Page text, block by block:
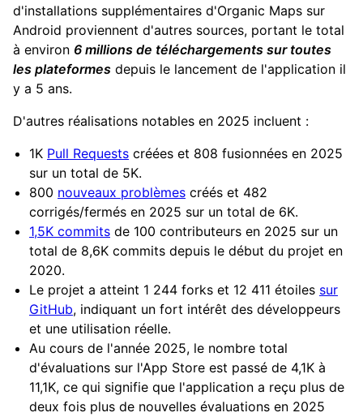
d'installations supplémentaires d'Organic Maps sur
Android proviennent d'autres sources, portant le total
à environ 6 millions de téléchargements sur toutes
les plateformes depuis le lancement de l'application il
y a 5 ans.
D'autres réalisations notables en 2025 incluent :
1K Pull Requests créées et 808 fusionnées en 2025
sur un total de 5K.
800 nouveaux problèmes créés et 482
corrigés/fermés en 2025 sur un total de 6K.
1,5K commits de 100 contributeurs en 2025 sur un
total de 8,6K commits depuis le début du projet en
2020.
Le projet a atteint 1 244 forks et 12 411 étoiles sur
GitHub, indiquant un fort intérêt des développeurs
et une utilisation réelle.
Au cours de l'année 2025, le nombre total
d'évaluations sur l'App Store est passé de 4,1K à
11,1K, ce qui signifie que l'application a reçu plus de
deux fois plus de nouvelles évaluations en 2025